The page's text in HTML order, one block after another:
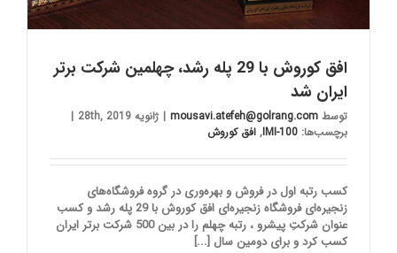
افق کوروش با 29 پله رشد، چهلمین شرکت برتر
ایران شد
توسط mousavi.atefeh@golrang.com
| ژانویه 28th, 2019
|
برچسب‌ها: IMI-100
, افق کوروش
کسب رتبه اول در فروش و بهره‌وری در گروه فروشگاه‌های
زنجیره‌ای فروشگاه زنجیره‌ای افق کوروش با 29 پله رشد و کسب
عنوان شرکتِ پیشرو ، رتبه چهلم را در بین 500 شرکت برتر ایران
کسب کرد و برای دومین سال [...]